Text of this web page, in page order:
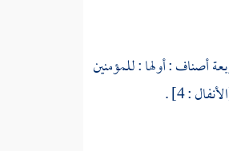
لأربعة أصناف : أولها : للمؤمنين
: 4] .